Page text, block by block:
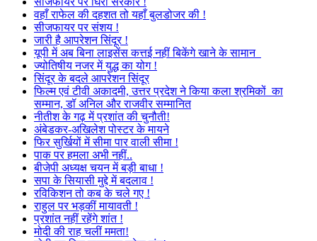
वहाँ राफेल की दहशत तो यहाँ बुलडोजर की !
सीजफायर पर संशय !
जारी है आपरेशन सिंदूर !
यूपी में अब बिना लाइसेंस कत्तई नहीं बिकेंगे खाने के सामान
ज्योतिषीय नजर में युद्ध का योग !
सिंदूर के बदले आपरेशन सिंदूर
फिल्म एवं टीवी अकादमी, उत्तर प्रदेश ने किया कला श्रमिकों का
सम्मान, डॉ अनिल और राजवीर सम्मानित
नीतीश के गढ़ में प्रशांत की चुनौती!
अंबेडकर-अखिलेश पोस्टर के मायने
फिर सुर्खियों में सीमा पार वाली सीमा !
पाक पर हमला अभी नहीं..
बीजेपी अध्यक्ष चयन में बड़ी बाधा !
सपा के सियासी मुद्दे में बदलाव !
रविकिशन तो कब के चले गए !
राहुल पर भड़कीं मायावती !
प्रशांत नहीं रहेंगे शांत !
मोदी की राह चलीं ममता!